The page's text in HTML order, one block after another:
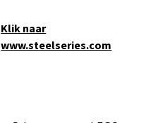
Klik naar
www.steelseries.com